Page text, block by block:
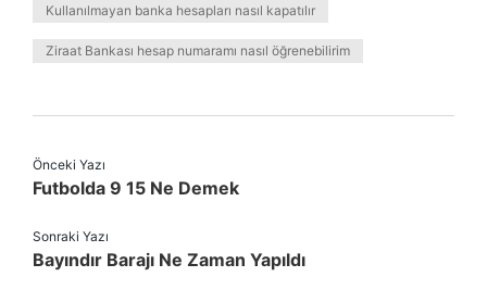
Kullanılmayan banka hesapları nasıl kapatılır
Ziraat Bankası hesap numaramı nasıl öğrenebilirim
Önceki Yazı
Futbolda 9 15 Ne Demek
Sonraki Yazı
Bayındır Barajı Ne Zaman Yapıldı